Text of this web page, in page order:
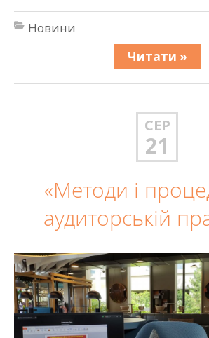
Новини
Читати »
СЕР
21
«Методи і
аудиторській